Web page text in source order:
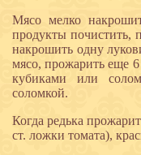
Мясо мелко
продукты почистить,
накрошить одну
мясо, прожарить еще
кубиками или
соломкой.
Когда редька
ст. ложки томата),